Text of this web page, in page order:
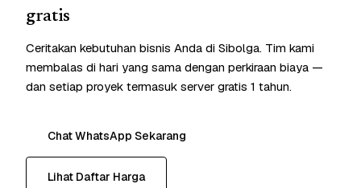
gratis
Ceritakan kebutuhan bisnis Anda di Sibolga. Tim kami
membalas di hari yang sama dengan perkiraan biaya —
dan setiap proyek termasuk server gratis 1 tahun.
Chat WhatsApp Sekarang
Lihat Daftar Harga